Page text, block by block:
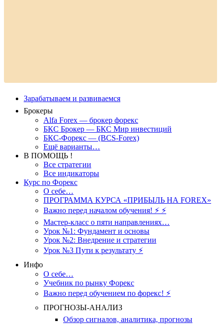
Зарабатываем и развиваемся
Брокеры
Alfa Forex — брокер форекс
БКС Брокер — БКС Мир инвестиций
БКС-Форекс — (BCS-Forex)
Ещё варианты…
В ПОМОЩЬ !
Все стратегии
Все индикаторы
Курс по Форекс
О себе…
ПРОГРАММА КУРСА «ПРИБЫЛЬ НА FOREX»
Важно перед началом обучения! ⚡ ⚡
Мастер-класс о пяти направлениях…
Урок №1: Фундамент и основы
Урок №2: Внедрение и стратегии
Урок №3 Пути к результату ⚡️
Инфо
О себе…
Учебник по рынку Форекс
Важно перед обучением по форекс! ⚡
ПРОГНОЗЫ-АНАЛИЗ
Обзор сигналов, аналитика, прогнозы